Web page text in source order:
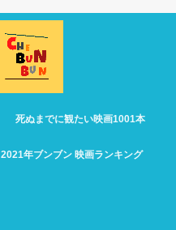
死ぬまでに観たい映画1001本
2021年ブンブン 映画ランキング